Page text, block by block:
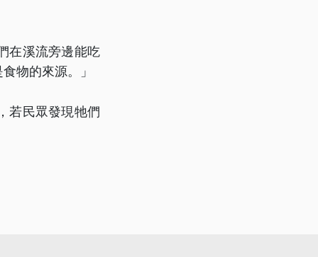
在溪流旁邊能吃
物的來源。」
若民眾發現牠們